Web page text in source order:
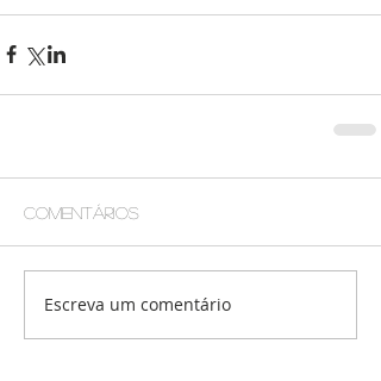
Comentários
Escreva um comentário